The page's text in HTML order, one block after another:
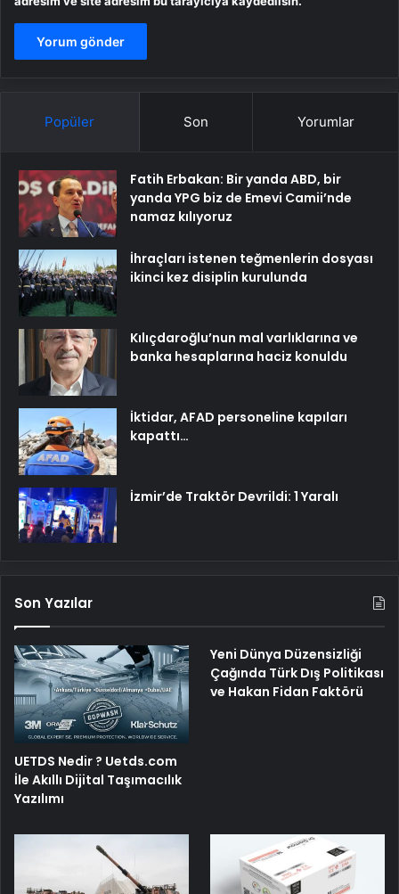
Popüler Son Yorumlar
Fatih Erbakan: Bir yanda ABD, bir
yanda YPG biz de Emevi Camii’nde
namaz kılıyoruz
İhraçları istenen teğmenlerin dosyası
ikinci kez disiplin kurulunda
Kılıçdaroğlu’nun mal varlıklarına ve
banka hesaplarına haciz konuldu
İktidar, AFAD personeline kapıları
kapattı…
İzmir’de Traktör Devrildi: 1 Yaralı
Son Yazılar
UETDS Nedir ? Uetds.com
İle Akıllı Dijital Taşımacılık
Yazılımı
Yeni Dünya Düzensizliği
Çağında Türk Dış Politikası
ve Hakan Fidan Faktörü